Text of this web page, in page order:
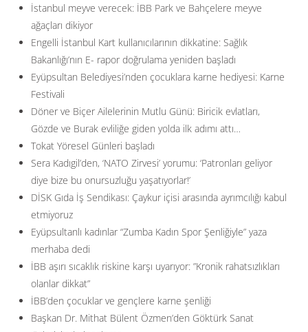
İstanbul meyve verecek: İBB Park ve Bahçelere meyve
ağaçları dikiyor
Engelli İstanbul Kart kullanıcılarının dikkatine: Sağlık
Bakanlığı’nın E- rapor doğrulama yeniden başladı
Eyüpsultan Belediyesi’nden çocuklara karne hediyesi: Karne
Festivali
Döner ve Biçer Ailelerinin Mutlu Günü: Biricik evlatları,
Gözde ve Burak evliliğe giden yolda ilk adımı attı…
Tokat Yöresel Günleri başladı
Sera Kadıgil’den, ‘NATO Zirvesi’ yorumu: ‘Patronları geliyor
diye bize bu onursuzluğu yaşatıyorlar!’
DİSK Gıda İş Sendikası: Çaykur içisi arasında ayrımcılığı kabul
etmiyoruz
Eyüpsultanlı kadınlar “Zumba Kadın Spor Şenliğiyle” yaza
merhaba dedi
İBB aşırı sıcaklık riskine karşı uyarıyor: ”Kronik rahatsızlıkları
olanlar dikkat”
İBB’den çocuklar ve gençlere karne şenliği
Başkan Dr. Mithat Bülent Özmen’den Göktürk Sanat